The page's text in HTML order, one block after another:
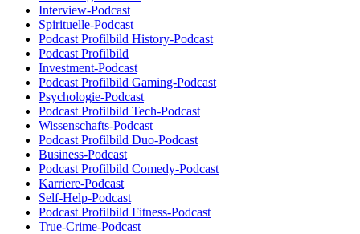
Interview-Podcast
Spirituelle-Podcast
Podcast Profilbild History-Podcast
Podcast Profilbild
Investment-Podcast
Podcast Profilbild Gaming-Podcast
Psychologie-Podcast
Podcast Profilbild Tech-Podcast
Wissenschafts-Podcast
Podcast Profilbild Duo-Podcast
Business-Podcast
Podcast Profilbild Comedy-Podcast
Karriere-Podcast
Self-Help-Podcast
Podcast Profilbild Fitness-Podcast
True-Crime-Podcast